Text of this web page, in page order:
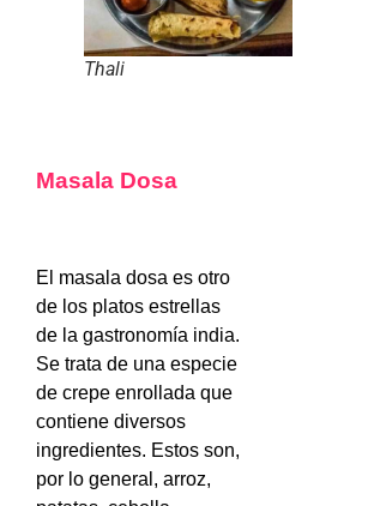
Thali
Masala Dosa
El masala dosa es otro
de los platos estrellas
de la gastronomía india.
Se trata de una especie
de crepe enrollada que
contiene diversos
ingredientes. Estos son,
por lo general, arroz,